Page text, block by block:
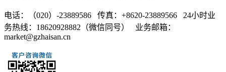
电话：（020）-23889586 传真：+8620-23889566 24小时业
务热线：18620928882（微信同号） 业务邮箱：
market@gzhaisan.cn